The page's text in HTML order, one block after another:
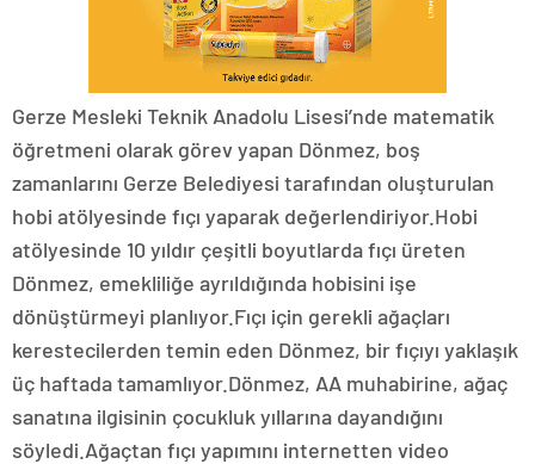
Gerze Mesleki Teknik Anadolu Lisesi’nde matematik
öğretmeni olarak görev yapan Dönmez, boş
zamanlarını Gerze Belediyesi tarafından oluşturulan
hobi atölyesinde fıçı yaparak değerlendiriyor.Hobi
atölyesinde 10 yıldır çeşitli boyutlarda fıçı üreten
Dönmez, emekliliğe ayrıldığında hobisini işe
dönüştürmeyi planlıyor.Fıçı için gerekli ağaçları
kerestecilerden temin eden Dönmez, bir fıçıyı yaklaşık
üç haftada tamamlıyor.Dönmez, AA muhabirine, ağaç
sanatına ilgisinin çocukluk yıllarına dayandığını
söyledi.Ağaçtan fıçı yapımını internetten video